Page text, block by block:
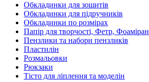
Обкладинки для зошитів
Обкладинки для підручників
Обкладинки по розмірах
Папір для творчості, Фетр, Фоаміран
Пензлики та набори пензликів
Пластилін
Розмальовки
Рюкзаки
Тісто для ліплення та моделін